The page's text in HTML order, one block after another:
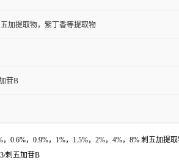
加提取物，紫丁香等提取物
苷B
，0.6%，0.9%，1%，1.5%，2%，4%，8% 刺五加提
刺五加苷B